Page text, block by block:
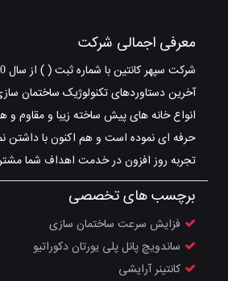
معرفی اجمالی شرکت
آخرین دستاوردهای تکنولوژیک ساختمان
انواع خانه های پیش ساخته زیبا و مقاوم
حرفه ای نموده است و هم اکنون با داشتن
تجربه روز افزون در خدمت اهداف شما
برچسب های تخصصی
فزایش سرعت ساختمان سازی
ساندویچ پانل پلی یورتان دکوراتیو
کانتینر آرایشی